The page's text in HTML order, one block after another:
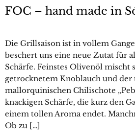
FOC – hand made in
Die Grillsaison ist in vollem
beschert uns eine neue Zutat für
Schärfe. Feinstes Olivenöl mischt
getrocknetem Knoblauch und der
mallorquinischen Chilischote
knackigen Schärfe, die kurz den
einem tollen Aroma endet.
Ob zu […]